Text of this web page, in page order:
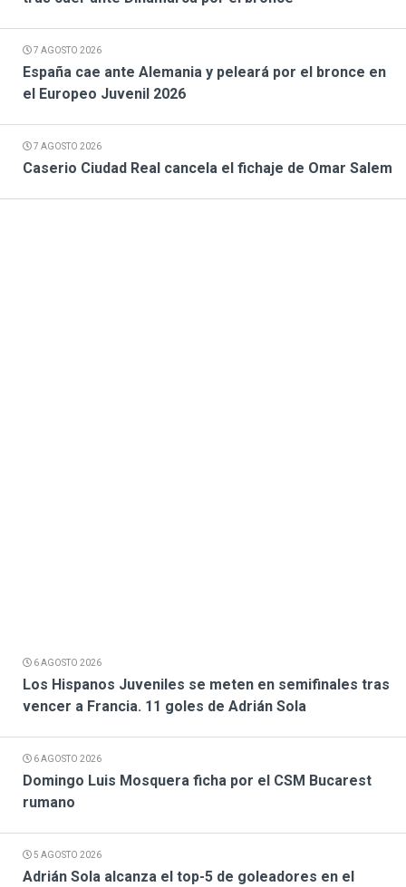
7 AGOSTO 2026
España cae ante Alemania y peleará por el bronce en
el Europeo Juvenil 2026
7 AGOSTO 2026
Caserio Ciudad Real cancela el fichaje de Omar Salem
6 AGOSTO 2026
Los Hispanos Juveniles se meten en semifinales tras
vencer a Francia. 11 goles de Adrián Sola
6 AGOSTO 2026
Domingo Luis Mosquera ficha por el CSM Bucarest
rumano
5 AGOSTO 2026
Adrián Sola alcanza el top-5 de goleadores en el